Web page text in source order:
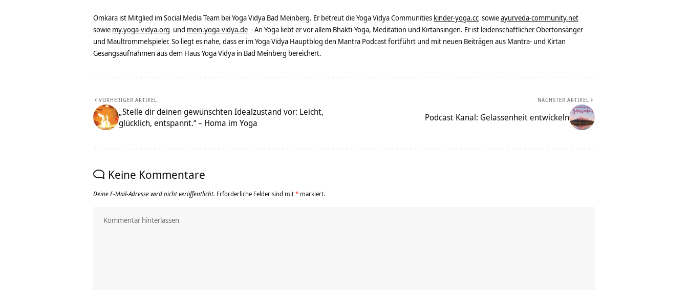
Omkara ist Mitglied im Social Media Team bei Yoga Vidya Bad Meinberg. Er betreut die Yoga Vidya Communities kinder-yoga.cc sowieayurveda-community.net
sowie my.yoga-vidya.org und mein.yoga-vidya.de - An Yoga liebt er vor allem Bhakti-Yoga, Meditation und Kirtansingen. Er ist leidenschaftlicher Obertonsänger
und Maultrommelspieler. So liegt es nahe, dass er im Yoga Vidya Hauptblog den Mantra Podcast fortführt und mit neuen Beiträgen aus Mantra- und Kirtan
Gesangsaufnahmen aus dem Haus Yoga Vidya in Bad Meinberg bereichert.
VORHERIGER ARTIKEL
„Stelle dir deinen gewünschten Idealzustand vor: Leicht,
glücklich, entspannt.“ – Homa im Yoga
NÄCHSTER ARTIKEL
Podcast Kanal: Gelassenheit entwickeln
Keine Kommentare
Deine E-Mail-Adresse wird nicht veröffentlicht. Erforderliche Felder sind mit* markiert.